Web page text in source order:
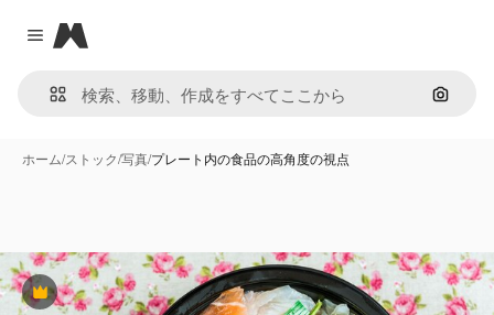
Close menu
Magnific
画像で
ホーム/ストック/写真/プレート内の食品の高角度の視点
Premium